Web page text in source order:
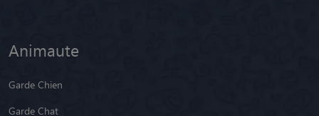
Animaute
Garde Chien
Garde Chat